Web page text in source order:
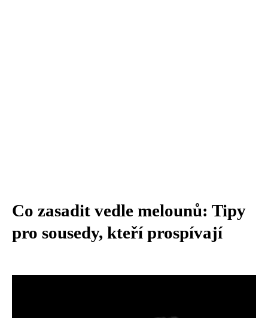
Co zasadit vedle melounů: Tipy
pro sousedy, kteří prospívají